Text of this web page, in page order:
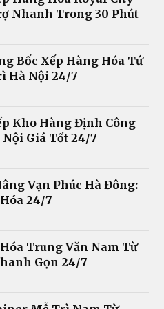
Nhanh Trong 30 Phút
Bốc Xếp Hàng Hóa Tứ
Hà Nội 24/7
Kho Hàng Định Công
Giá Tốt 24/7
Vạn Phúc Hà Đông:
24/7
Trung Văn Nam Từ
Gọn 24/7